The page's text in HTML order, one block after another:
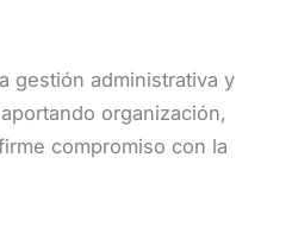
gestión administrativa y
organización,
compromiso con la